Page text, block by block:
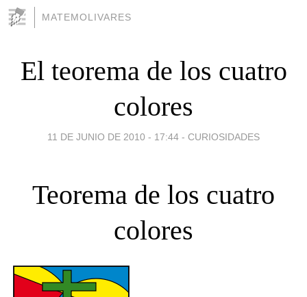
MATEMOLIVARES
El teorema de los cuatro
colores
11 DE JUNIO DE 2010 - 17:44 - CURIOSIDADES
Teorema de los cuatro
colores